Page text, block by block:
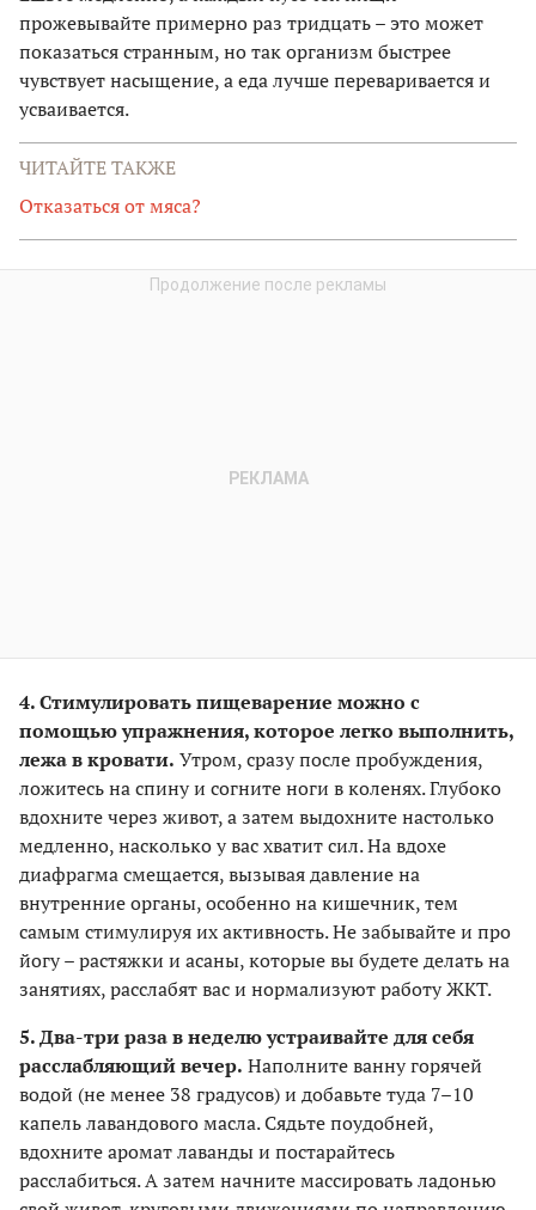
прожевывайте примерно раз тридцать – это может
показаться странным, но так организм быстрее
чувствует насыщение, а еда лучше переваривается и
усваивается.
ЧИТАЙТЕ ТАКЖЕ
Отказаться от мяса?
4. Стимулировать пищеварение можно с
помощью упражнения, которое легко выполнить,
лежа в кровати. Утром, сразу после пробуждения,
ложитесь на спину и согните ноги в коленях. Глубоко
вдохните через живот, а затем выдохните настолько
медленно, насколько у вас хватит сил. На вдохе
диафрагма смещается, вызывая давление на
внутренние органы, особенно на кишечник, тем
самым стимулируя их активность. Не забывайте и про
йогу – растяжки и асаны, которые вы будете делать на
занятиях, расслабят вас и нормализуют работу ЖКТ.
5. Два-три раза в неделю устраивайте для себя
расслабляющий вечер. Наполните ванну горячей
водой (не менее 38 градусов) и добавьте туда 7–10
капель лавандового масла. Сядьте поудобней,
вдохните аромат лаванды и постарайтесь
расслабиться. А затем начните массировать ладонью